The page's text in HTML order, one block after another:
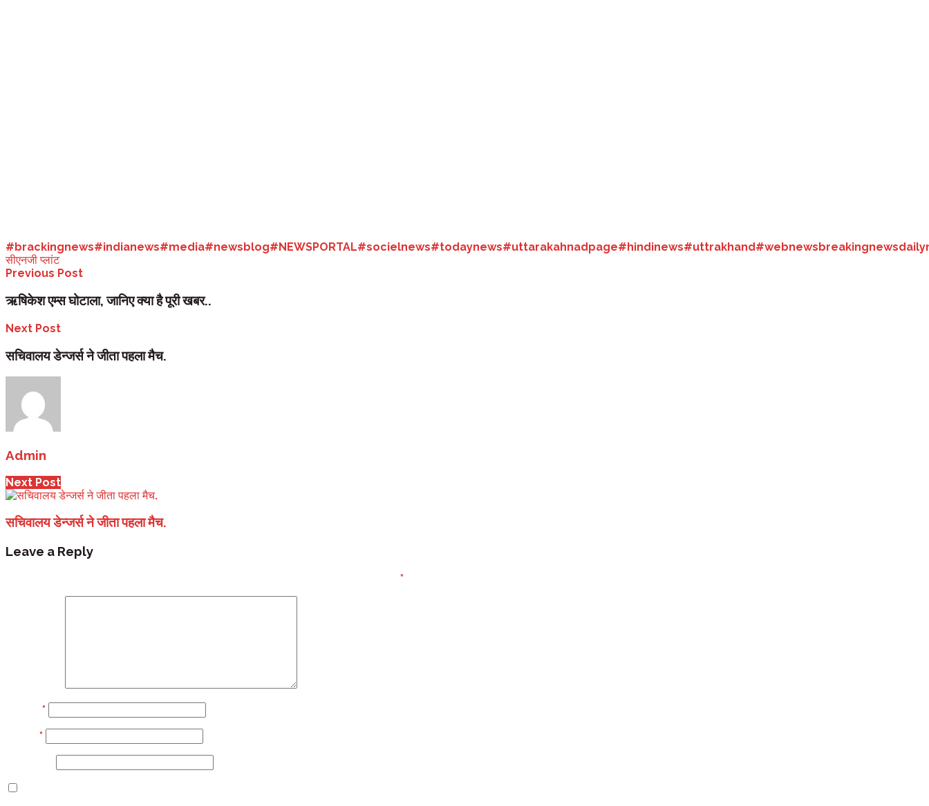
#brackingnews#indianews#media#newsblog#NEWSPORTAL#socielnews#todaynews#uttarakahnadpage#hindinews#uttrakhand#webnews breakingnews
सीएनजी प्लांट
Previous Post
ऋषिकेश एम्स घोटाला, जानिए क्या है पूरी खबर..
Next Post
सचिवालय डेन्जर्स ने जीता पहला मैच.
Admin
Next Post
सचिवालय डेन्जर्स ने जीता पहला मैच.
Leave a Reply
*
*
*